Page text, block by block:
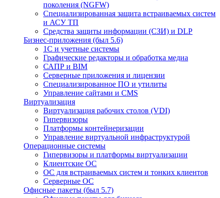
поколения (NGFW)
Специализированная защита встраиваемых систем
и АСУ ТП
Средства защиты информации (СЗИ) и DLP
Бизнес-приложения (был 5.6)
1С и учетные системы
Графические редакторы и обработка медиа
САПР и BIM
Серверные приложения и лицензии
Специализированное ПО и утилиты
Управление сайтами и CMS
Виртуализация
Виртуализация рабочих столов (VDI)
Гипервизоры
Платформы контейнеризации
Управление виртуальной инфраструктурой
Операционные системы
Гипервизоры и платформы виртуализации
Клиентские ОС
ОС для встраиваемых систем и тонких клиентов
Серверные ОС
Офисные пакеты (был 5.7)